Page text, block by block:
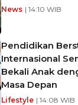
News | 14:10 WIB
Pendidikan
Internasional
Bekali Anak
Masa Depan
Lifestyle | 14:08 WIB